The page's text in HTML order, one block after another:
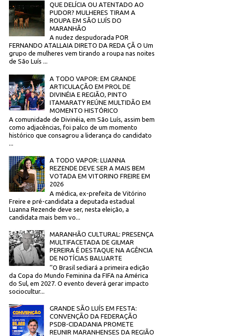
QUE DELÍCIA OU ATENTADO AO
PUDOR? MULHERES TIRAM A
ROUPA EM SÃO LUÍS DO
MARANHÃO
A nudez despudorada POR
FERNANDO ATALLAIA DIRETO DA REDA ÇÃ O Um
grupo de mulheres vem tirando a roupa nas noites
de São Luís ...
A TODO VAPOR: EM GRANDE
ARTICULAÇÃO EM PROL DE
DIVINÉIA E REGIÃO, PINTO
ITAMARATY REÚNE MULTIDÃO EM
MOMENTO HISTÓRICO
A comunidade de Divinéia, em São Luís, assim bem
como adjacências, foi palco de um momento
histórico que consagrou a liderança do candidato
...
A TODO VAPOR: LUANNA
REZENDE DEVE SER A MAIS BEM
VOTADA EM VITORINO FREIRE EM
2026
A médica, ex-prefeita de Vitórino
Freire e pré-candidata a deputada estadual
Luanna Rezende deve ser, nesta eleição, a
candidata mais bem vo...
MARANHÃO CULTURAL: PRESENÇA
MULTIFACETADA DE GILMAR
PEREIRA É DESTAQUE NA AGÊNCIA
DE NOTÍCIAS BALUARTE
‘’O Brasil sediará a primeira edição
da Copa do Mundo Feminina da FIFA na América
do Sul, em 2027. O evento deverá gerar impacto
sociocultur...
GRANDE SÃO LUÍS EM FESTA:
CONVENÇÃO DA FEDERAÇÃO
PSDB-CIDADANIA PROMETE
REUNIR MARANHENSES DA REGIÃO